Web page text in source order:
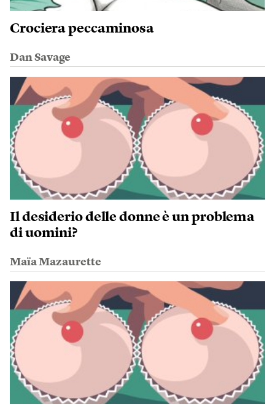
Crociera peccaminosa
Dan Savage
Il desiderio delle donne è un problema
di uomini?
Maïa Mazaurette